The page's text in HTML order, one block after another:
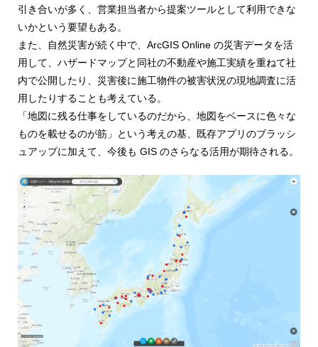
引き合いが多く、営業担当者から提案ツールとして利用できな
いかという要望もある。
また、自然災害が続く中で、ArcGIS Online の災害データを活
用して、ハザードマップと同社の不動産や施工実績を重ねて社
内で公開したり、災害後に施工物件の被害状況の現地調査に活
用したりすることも考えている。
「地図に残る仕事をしているのだから、地図をベースに色々な
ものを載せるのが筋」という考えの基、既存アプリのブラッシ
ュアップに加えて、今後も GIS のさらなる活用が期待される。